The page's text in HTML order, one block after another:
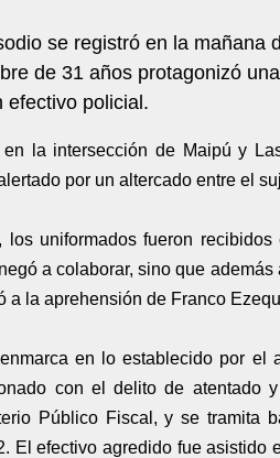
se registró en la mañana
de 31 años protagonizó
efectivo policial.
la intersección de Maipú y
por un altercado entre el
uniformados fueron
a colaborar, sino que
a la aprehensión de Franco
en lo establecido por el
con el delito de atentado
Público Fiscal, y se tramita
El efectivo agredido fue